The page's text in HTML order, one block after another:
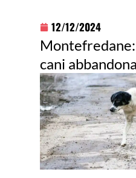
12/12/2024
cani